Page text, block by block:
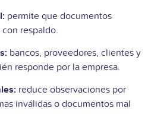
permite que documentos
respaldo.
bancos, proveedores, clientes y
responde por la empresa.
reduce observaciones por
inválidas o documentos mal